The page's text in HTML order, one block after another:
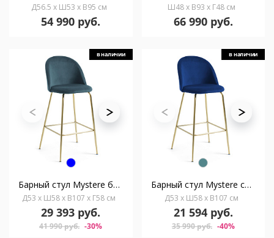
Д56.5 x Ш53 x В95 см
54 990 руб.
Ш48 x В93 x Г48 см
66 990 руб.
в наличии
Барный стул Mystere бирюзовый
Д53 x Ш58 x В107 x Г58 см
29 393 руб.
41 990 руб. -30%
в наличии
Барный стул Mystere синий бархат 76 см
Д53 x Ш58 x В107 см
21 594 руб.
35 990 руб. -40%